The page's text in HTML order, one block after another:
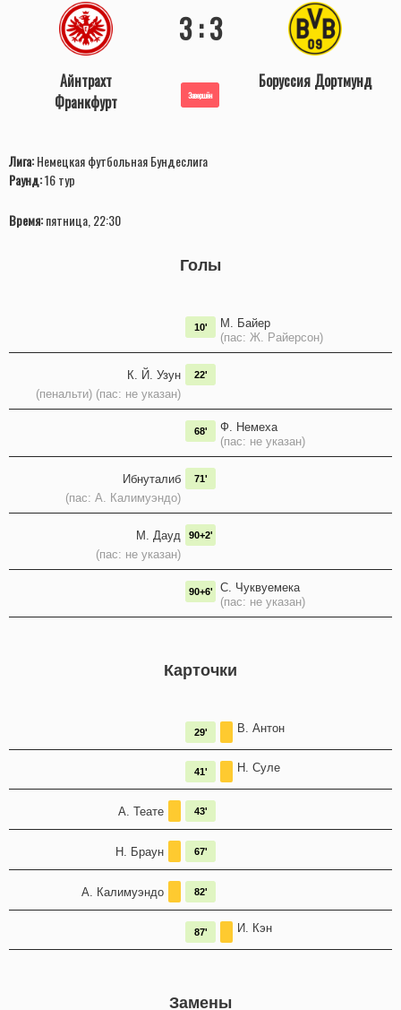
Айнтрахт
Франкфурт
3 : 3
Завершён
Боруссия Дортмунд
Лига:Немецкая футбольная Бундеслига
Раунд:16 тур
Время:пятница, 22:30
Голы
М. Байер
(пас: Ж. Райерсон)
10'
К. Й. Узун
(пенальти) (пас: не указан)
22'
Ф. Немеха
(пас: не указан)
68'
Ибнуталиб
(пас: А. Калимуэндо)
71'
М. Дауд
(пас: не указан)
90+2'
C. Чуквуемека
(пас: не указан)
90+6'
Карточки
В. Антон
29'
Н. Суле
41'
А. Теате 43'
Н. Браун 67'
А. Калимуэндо 82'
И. Кэн
87'
Замены